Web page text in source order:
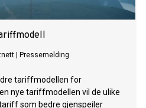
Pressemelding
tariffmodellen for
nye tariffmodellen vil de ulike
som bedre gjenspeiler